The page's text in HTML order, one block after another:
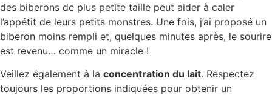
des biberons de plus petite taille peut aider à caler
l’appétit de leurs petits monstres. Une fois, j’ai proposé un
biberon moins rempli et, quelques minutes après, le sourire
est revenu… comme un miracle !
Veillez également à la concentration du lait. Respectez
toujours les proportions indiquées pour obtenir un